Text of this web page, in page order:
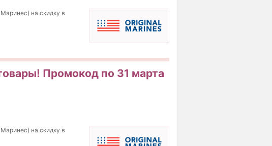
на скидку в
Промокод по 31 марта
на скидку в